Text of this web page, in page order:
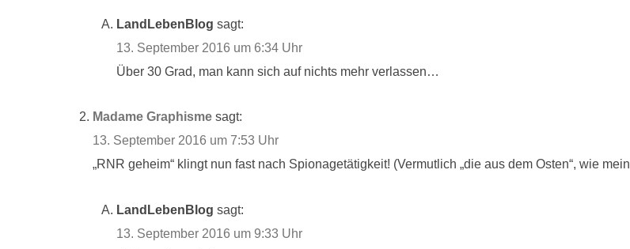
LandLebenBlog sagt:
13. September 2016 um 6:34 Uhr
Über 30 Grad, man kann sich auf nichts mehr verlassen…
Madame Graphisme sagt:
13. September 2016 um 7:53 Uhr
„RNR geheim“ klingt nun fast nach Spionagetätigkeit! (Vermutlich „die aus dem Osten“, wie
LandLebenBlog sagt:
13. September 2016 um 9:33 Uhr